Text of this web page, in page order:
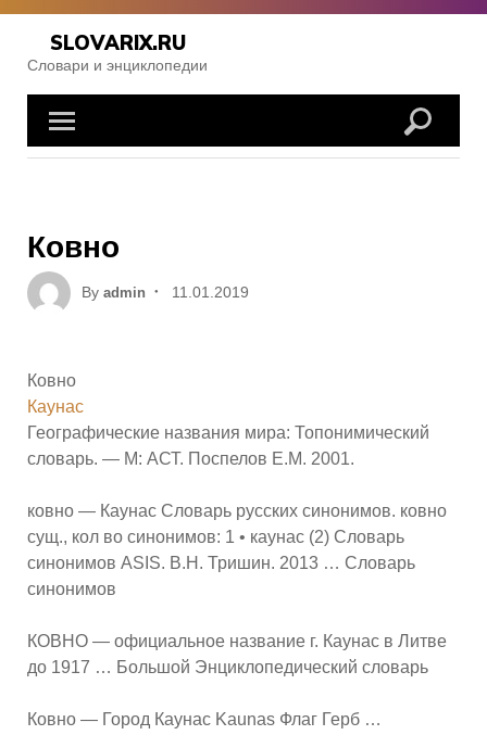
Skip
content
SLOVARIX.RU
Словари и энциклопедии
Ковно
By admin
Posted
11.01.2019
Ковно
Каунас
Географические названия мира: Топонимический
словарь. — М: АСТ. Поспелов Е.М. 2001.
ковно — Каунас Словарь русских синонимов. ковно
сущ., кол во синонимов: 1 • каунас (2) Словарь
синонимов ASIS. В.Н. Тришин. 2013 … Словарь
синонимов
КОВНО — официальное название г. Каунас в Литве
до 1917 … Большой Энциклопедический словарь
Ковно — Город Каунас Kaunas Флаг Герб …